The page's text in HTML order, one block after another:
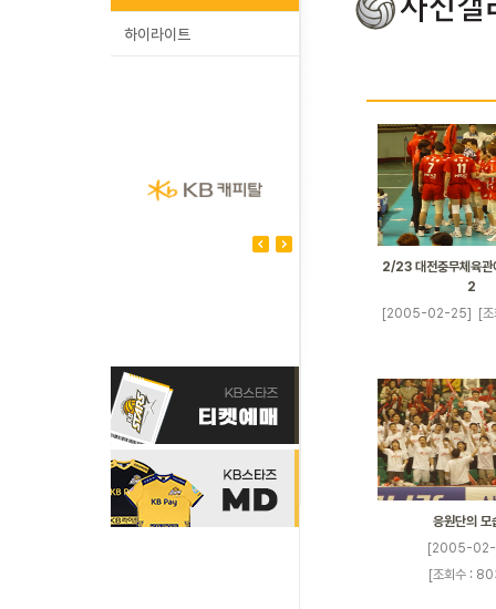
하이라이트
2/23 대전충무체육관
2
[2005-02-25]
[
응원단의 모
[2005-
[조회수 :